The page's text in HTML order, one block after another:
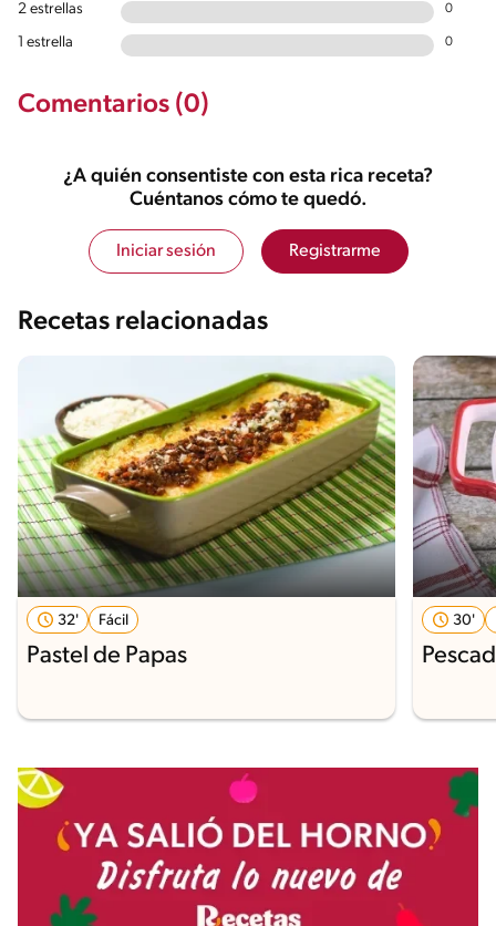
2 estrellas 0
1 estrella 0
Comentarios (0)
¿A quién consentiste con esta rica receta?
Cuéntanos cómo te quedó.
Iniciar sesión Registrarme
Recetas relacionadas
32' Fácil
Pastel de Papas
30'